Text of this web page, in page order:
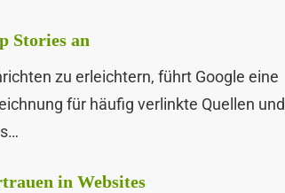
Stories an
zu erleichtern, führt Google eine
für häufig verlinkte Quellen und
in Websites